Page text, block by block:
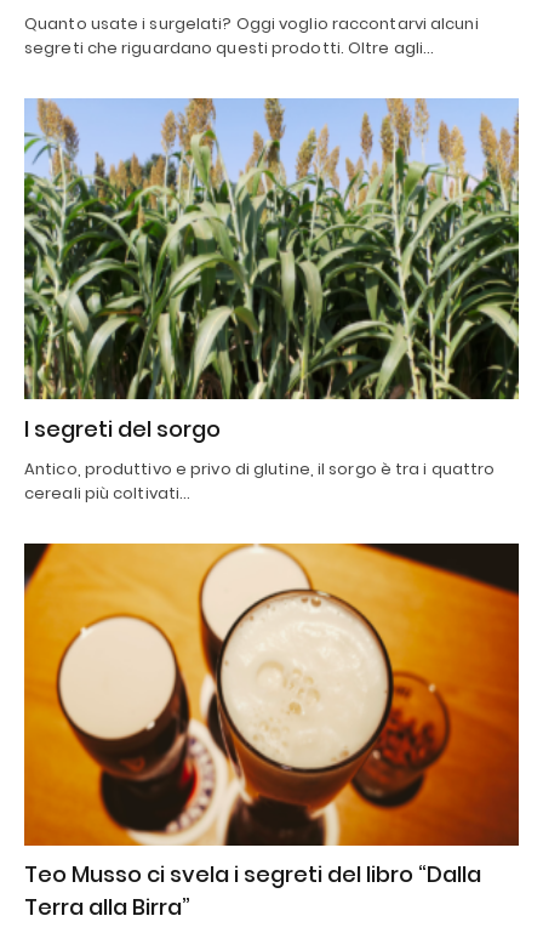
Quanto usate i surgelati? Oggi voglio raccontarvi alcuni
segreti che riguardano questi prodotti. Oltre agli…
I segreti del sorgo
Antico, produttivo e privo di glutine, il sorgo è tra i quattro
cereali più coltivati…
Teo Musso ci svela i segreti del libro “Dalla
Terra alla Birra”